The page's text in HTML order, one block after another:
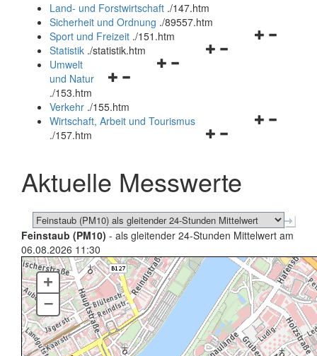
und
schließen
Land- und Forstwirtschaft ./147.htm
Sicherheit und Ordnung ./89557.htm
Navigationsmenü
Sport und Freizeit ./151.htm
Navigationsmenü
Statistik ./statistik.htm
Navigationsmenü
und
schließen
Umwelt
und Natur
./153.htm
Verkehr ./155.htm
Navigationsmenü
schließen
Wirtschaft, Arbeit und Tourismus
./157.htm
Aktuelle Messwerte
Feinstaub (PM10) - als gleitender 24-Stunden Mittelwert am
06.08.2026 11:30
+
–